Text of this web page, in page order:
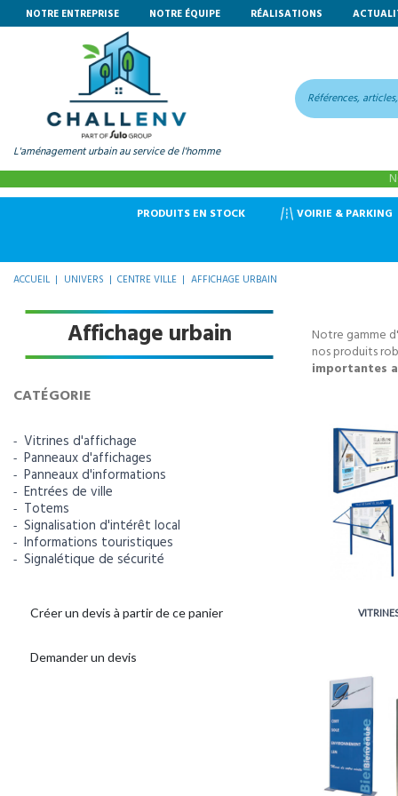
NOTRE ENTREPRISE NOTRE ÉQUIPE RÉALISATIONS
L'aménagement urbain au service de l'homme
PRODUITS EN STOCK VOIRIE & PARKING
ACCUEIL UNIVERS CENTRE VILLE AFFICHAGE URBAIN
Notre gamme
nos produits
importantes
Affichage urbain
CATÉGORIE
Vitrines d'affichage
Panneaux d'affichages
Panneaux d'informations
Entrées de ville
Totems
Signalisation d'intérêt local
Informations touristiques
Signalétique de sécurité
Créer un devis à partir de ce panier
Demander un devis